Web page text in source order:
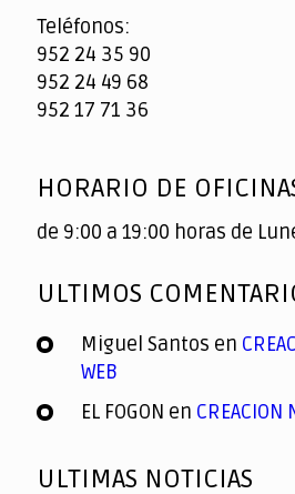
Teléfonos:
952 24 35 90
952 24 49 68
952 17 71 36
HORARIO DE
de 9:00 a 19:00 horas de
ULTIMOS
Miguel Santos en
WEB
EL FOGON en CREACION
ULTIMAS NOTICIAS